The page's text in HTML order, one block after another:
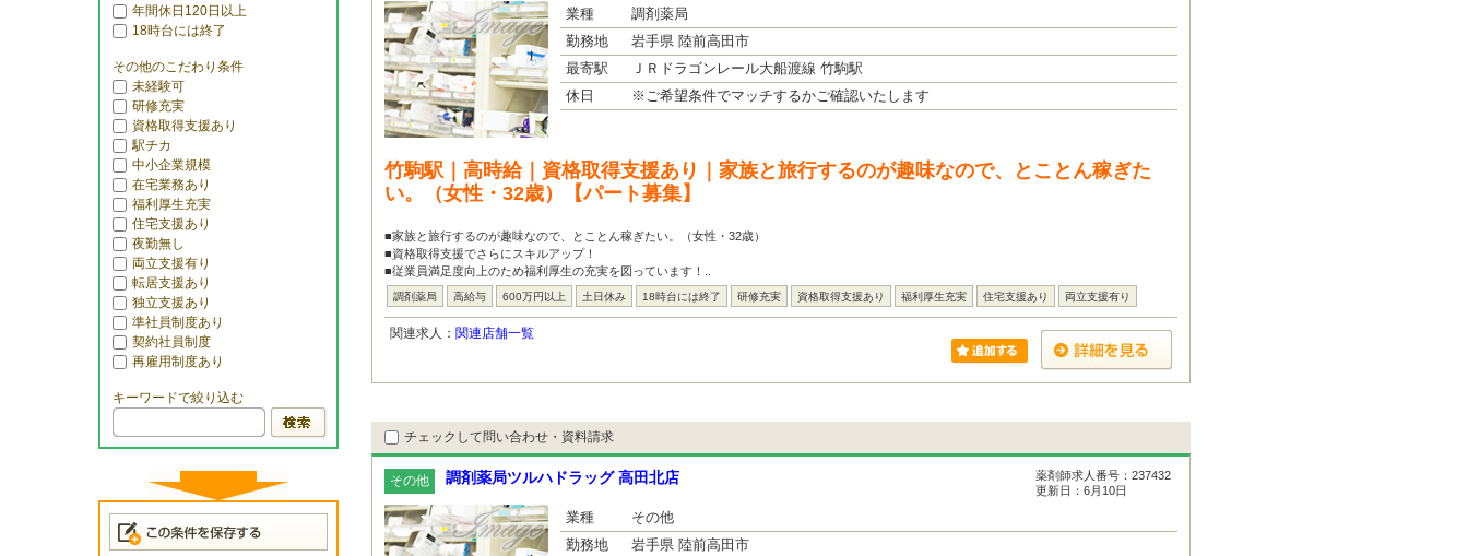
年間休日120日以上
18時台には終了
その他のこだわり条件
未経験可
研修充実
資格取得支援あり
駅チカ
中小企業規模
在宅業務あり
福利厚生充実
住宅支援あり
夜勤無し
両立支援有り
転居支援あり
独立支援あり
準社員制度あり
契約社員制度
再雇用制度あり
キーワードで絞り込む
業種
調剤薬局
勤務地
岩手県 陸前高田市
最寄駅
ＪＲドラゴンレール大船渡線 竹駒駅
休日
※ご希望条件でマッチするかご確認いたします
竹駒駅｜高時給｜資格取得支援あり｜家族と旅行するのが趣味なので、とことん稼ぎた
い。（女性・32歳）【パート募集】
■家族と旅行するのが趣味なので、とことん稼ぎたい。（女性・32歳）
■資格取得支援でさらにスキルアップ！
■従業員満足度向上のため福利厚生の充実を図っています！..
調剤薬局 高給与 600万円以上 土日休み 18時台には終了 研修充実 資格取得支援あり 福利厚生充実 住宅支援あり 両立支援有り
関連求人： 関連店舗一覧
チェックして問い合わせ・資料請求
その他 調剤薬局ツルハドラッグ 高田北店
薬剤師求人番号：237432
更新日：6月10日
業種
その他
勤務地
岩手県 陸前高田市